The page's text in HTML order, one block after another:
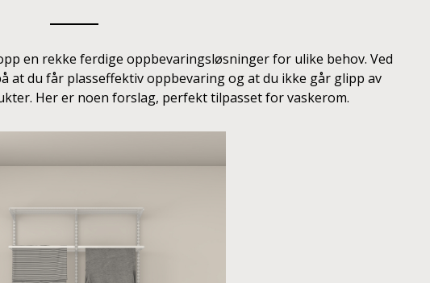
en rekke ferdige oppbevaringsløsninger for ulike behov. Ved
at du får plasseffektiv oppbevaring og at du ikke går glipp av
Her er noen forslag, perfekt tilpasset for vaskerom.